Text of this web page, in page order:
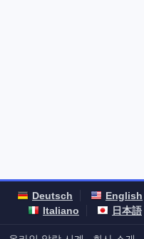
Deutsch English
Italiano
日本語